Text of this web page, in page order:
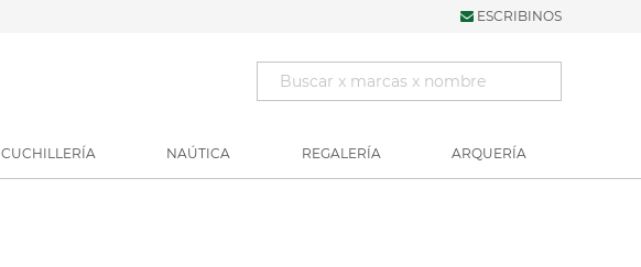
ESCRIBINOS
CUCHILLERÍA NAÚTICA REGALERÍA ARQUERÍA